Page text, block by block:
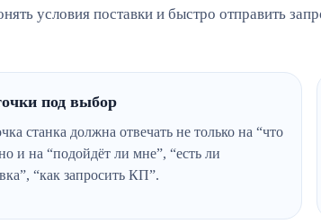
условия поставки и быстро отправить
под выбор
станка должна отвечать не только на “что
и на “подойдёт ли мне”, “есть ли
“как запросить КП”.